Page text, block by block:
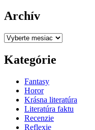
Archív
Archív
Kategórie
Fantasy
Horor
Krásna literatúra
Literatúra faktu
Recenzie
Reflexie